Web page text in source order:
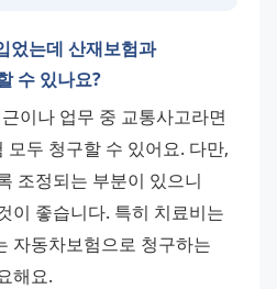
었는데 산재보험과
수 있나요?
이나 업무 중 교통사고라면
두 청구할 수 있어요. 다만,
조정되는 부분이 있으니
이 좋습니다. 특히 치료비는
자동차보험으로 청구하는
해요.